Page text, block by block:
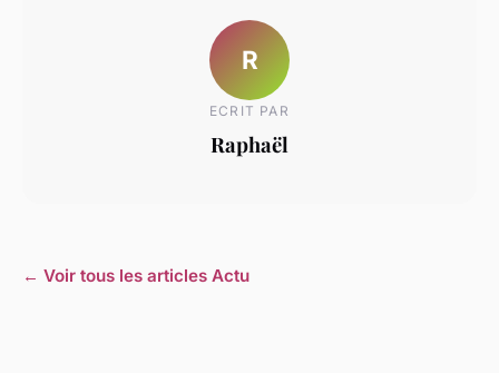
R
ECRIT PAR
Raphaël
← Voir tous les articles Actu